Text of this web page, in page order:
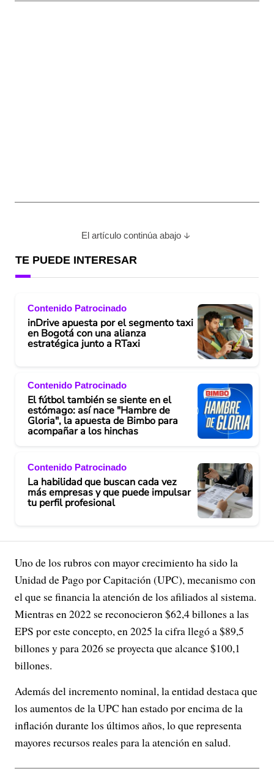
El artículo continúa abajo
TE PUEDE INTERESAR
Contenido Patrocinado
inDrive apuesta por el segmento taxi
en Bogotá con una alianza
estratégica junto a RTaxi
Contenido Patrocinado
El fútbol también se siente en el
estómago: así nace "Hambre de
Gloria", la apuesta de Bimbo para
acompañar a los hinchas
Contenido Patrocinado
La habilidad que buscan cada vez
más empresas y que puede impulsar
tu perfil profesional
Uno de los rubros con mayor crecimiento ha sido la
Unidad de Pago por Capitación (UPC), mecanismo con
el que se financia la atención de los afiliados al sistema.
Mientras en 2022 se reconocieron $62,4 billones a las
EPS por este concepto, en 2025 la cifra llegó a $89,5
billones y para 2026 se proyecta que alcance $100,1
billones.
Además del incremento nominal, la entidad destaca que
los aumentos de la UPC han estado por encima de la
inflación durante los últimos años, lo que representa
mayores recursos reales para la atención en salud.